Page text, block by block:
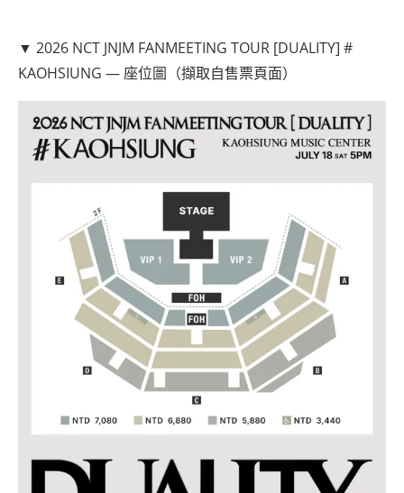
▼ 2026 NCT JNJM FANMEETING TOUR [DUALITY] #
KAOHSIUNG — 座位圖（擷取自售票頁面）